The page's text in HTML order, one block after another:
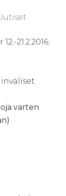
21.2.2016;
varten